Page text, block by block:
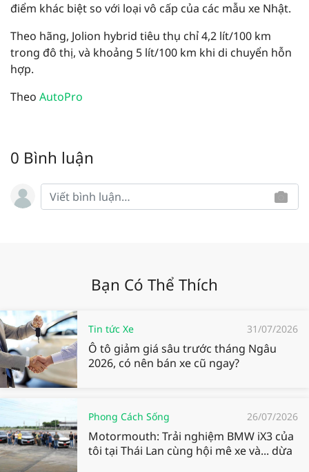
điểm khác biệt so với loại vô cấp của các mẫu xe Nhật.
Theo hãng, Jolion hybrid tiêu thụ chỉ 4,2 lít/100 km
trong đô thị, và khoảng 5 lít/100 km khi di chuyển hỗn
hợp.
Theo AutoPro
0 Bình luận
Bạn Có Thể Thích
Tin tức Xe 31/07/2026
Ô tô giảm giá sâu trước tháng Ngâu
2026, có nên bán xe cũ ngay?
Phong Cách Sống 26/07/2026
Motormouth: Trải nghiệm BMW iX3 của
tôi tại Thái Lan cùng hội mê xe và... dừa